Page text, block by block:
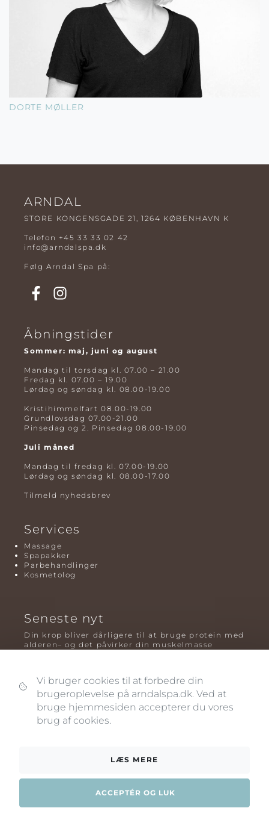
DORTE MØLLER
ARNDAL
STORE KONGENSGADE 21, 1264 KØBENHAVN K
Telefon +45 33 33 02 42
info@arndalspa.dk
Følg Arndal Spa på:
Åbningstider
Sommer: maj, juni og august
Mandag til torsdag kl. 07.00 – 21.00
Fredag kl. 07.00 – 19.00
Lørdag og søndag kl. 08.00-19.00
Kristihimmelfart 08.00-19.00
Grundlovsdag 07.00-21.00
Pinsedag og 2. Pinsedag 08.00-19.00
Juli måned
Mandag til fredag kl. 07.00-19.00
Lørdag og søndag kl. 08.00-17.00
Tilmeld nyhedsbrev
Services
Massage
Spapakker
Parbehandlinger
Kosmetolog
Seneste nyt
Din krop bliver dårligere til at bruge protein med
alderen– og det påvirker din muskelmasse
Plyometrisk træning: hvorfor hop kan være noget
af det mest oversete for knogler og power – før
og efter overgangsalderen
Vi bruger cookies til at forbedre din
brugeroplevelse på arndalspa.dk. Ved at
bruge hjemmesiden accepterer du vores
brug af cookies.
LÆS MERE
ACCEPTÉR OG LUK